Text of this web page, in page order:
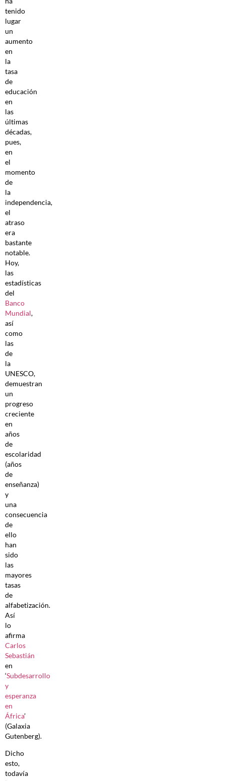
tenido
lugar
un
aumento
en
la
tasa
de
educación
en
las
últimas
décadas,
pues,
en
el
momento
de
la
independencia,
el
atraso
era
bastante
notable.
Hoy,
las
estadísticas
del
Banco
Mundial,
así
como
las
de
la
UNESCO,
demuestran
un
progreso
creciente
en
años
de
escolaridad
(años
de
enseñanza)
y
una
consecuencia
de
ello
han
sido
las
mayores
tasas
de
alfabetización.
Así
lo
afirma
Carlos
Sebastián
en
‘Subdesarrollo
y
esperanza
en
África’
(Galaxia
Gutenberg).
Dicho
esto,
todavía